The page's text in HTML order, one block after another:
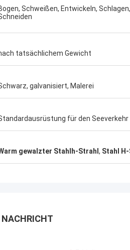
Schweißen, Entwickeln, Schlagen,
tatsächlichem Gewicht
galvanisiert, Malerei
für den Seeverkehr
gewalzter Stahlh-Strahl , Stahl